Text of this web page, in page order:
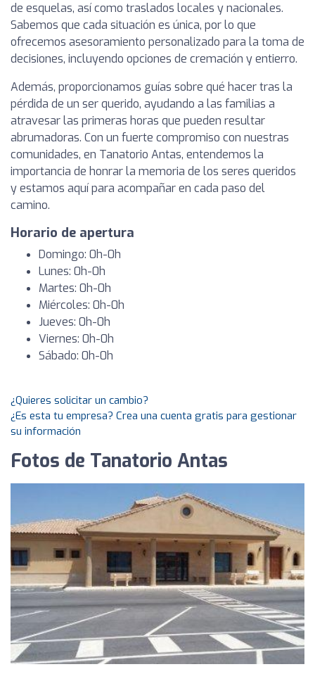
de esquelas, así como traslados locales y nacionales.
Sabemos que cada situación es única, por lo que
ofrecemos asesoramiento personalizado para la toma de
decisiones, incluyendo opciones de cremación y entierro.
Además, proporcionamos guías sobre qué hacer tras la
pérdida de un ser querido, ayudando a las familias a
atravesar las primeras horas que pueden resultar
abrumadoras. Con un fuerte compromiso con nuestras
comunidades, en Tanatorio Antas, entendemos la
importancia de honrar la memoria de los seres queridos
y estamos aquí para acompañar en cada paso del
camino.
Horario de apertura
Domingo: 0h-0h
Lunes: 0h-0h
Martes: 0h-0h
Miércoles: 0h-0h
Jueves: 0h-0h
Viernes: 0h-0h
Sábado: 0h-0h
¿Quieres solicitar un cambio?
¿Es esta tu empresa? Crea una cuenta gratis para gestionar
su información
Fotos de Tanatorio Antas